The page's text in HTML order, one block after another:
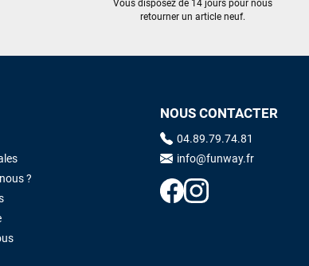
Vous disposez de 14 jours pour nous
retourner un article neuf.
?
NOUS CONTACTER
04.89.79.74.81
info@funway.fr
sympas. Merci encore pour cette severne
en super état. Mauruuru roa.
LAISSER UN AVIS